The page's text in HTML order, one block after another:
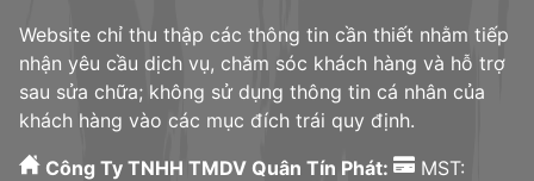
Website chỉ thu thập các thông tin cần thiết nhằm tiếp
nhận yêu cầu dịch vụ, chăm sóc khách hàng và hỗ trợ
sau sửa chữa; không sử dụng thông tin cá nhân của
khách hàng vào các mục đích trái quy định.
Công Ty TNHH TMDV Quân Tín Phát:
MST: